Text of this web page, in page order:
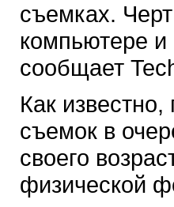
съемках.
компьютере и
сообщает
Как
съемок в
своего
физической